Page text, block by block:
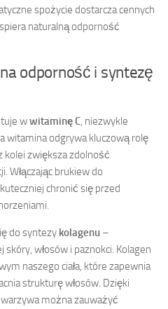
spożycie dostarcza cennych
naturalną odporność
odporność i syntezę
wwitaminę C, niezwykle
witamina odgrywa kluczową rolę
kolei zwiększa zdolność
Włączając brukiew do
chronić się przed
do syntezy kolagenu –
włosów i paznokci. Kolagen
naszego ciała, które zapewnia
strukturę włosów. Dzięki
można zauważyć